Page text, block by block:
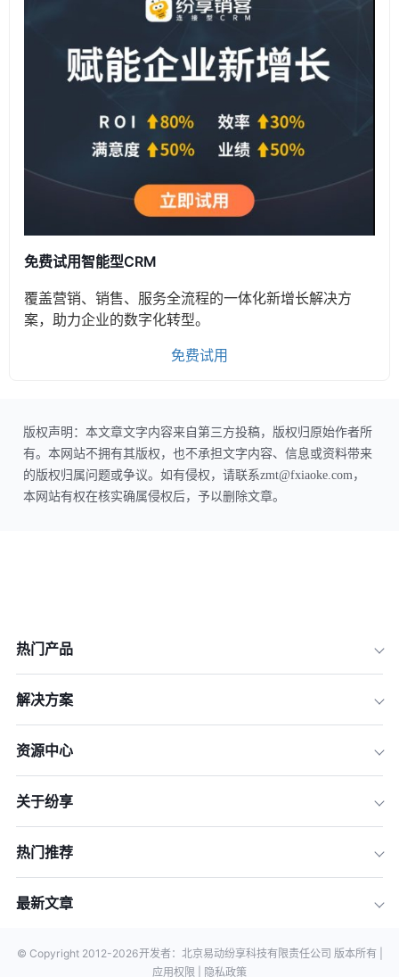
免费试用智能型CRM
覆盖营销、销售、服务全流程的一体化新增长解决方
案，助力企业的数字化转型。
免费试用
版权声明：本文章文字内容来自第三方投稿，版权归原始作者所
有。本网站不拥有其版权，也不承担文字内容、信息或资料带来
的版权归属问题或争议。如有侵权，请联系zmt@fxiaoke.com，
本网站有权在核实确属侵权后，予以删除文章。
热门产品
解决方案
资源中心
关于纷享
热门推荐
最新文章
© Copyright 2012-2026开发者：北京易动纷享科技有限责任公司 版本所有 |
应用权限 |
隐私政策